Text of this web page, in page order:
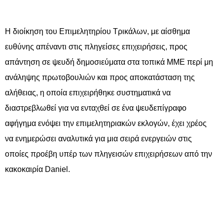
Η διοίκηση του Επιμελητηρίου Τρικάλων, με αίσθημα
ευθύνης απέναντι στις πληγείσες επιχειρήσεις, προς
απάντηση σε ψευδή δημοσιεύματα στα τοπικά ΜΜΕ περί μη
ανάληψης πρωτοβουλιών και προς αποκατάσταση της
αλήθειας, η οποία επιχειρήθηκε συστηματικά να
διαστρεβλωθεί για να ενταχθεί σε ένα ψευδεπίγραφο
αφήγημα ενόψει την επιμελητηριακών εκλογών, έχει χρέος
να ενημερώσει αναλυτικά για μια σειρά ενεργειών στις
οποίες προέβη υπέρ των πληγεισών επιχειρήσεων από την
κακοκαιρία Daniel.